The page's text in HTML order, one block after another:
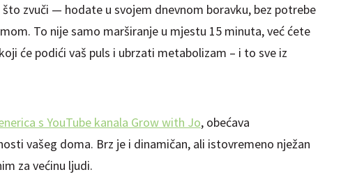
zvuči — hodate u svojem dnevnom boravku, bez potrebe
To nije samo marširanje u mjestu 15 minuta, već ćete
će podići vaš puls i ubrzati metabolizam – i to sve iz
s YouTube kanala Grow with Jo, obećava
vašeg doma. Brz je i dinamičan, ali istovremeno nježan
za većinu ljudi.